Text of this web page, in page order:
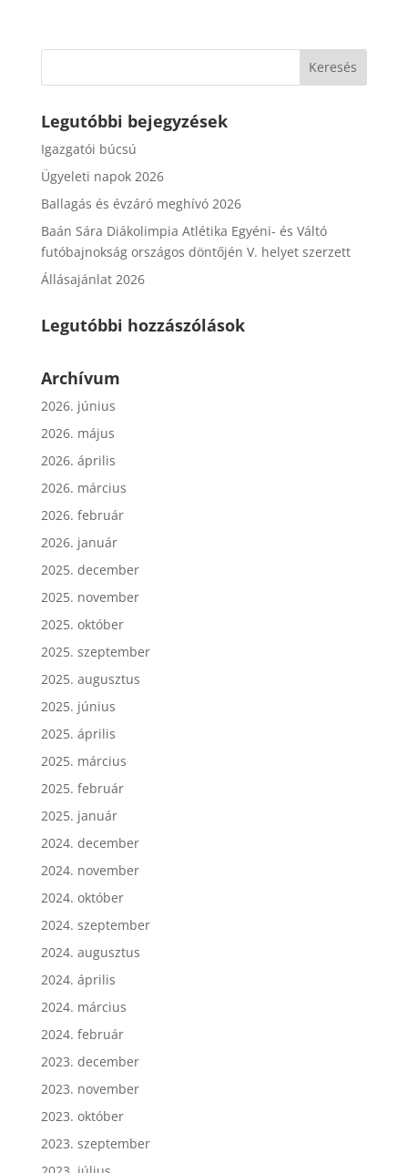
Legutóbbi bejegyzések
Igazgatói búcsú
Ügyeleti napok 2026
Ballagás és évzáró meghívó 2026
Baán Sára Diákolimpia Atlétika Egyéni- és Váltó
futóbajnokság országos döntőjén V. helyet szerzett
Állásajánlat 2026
Legutóbbi hozzászólások
Archívum
2026. június
2026. május
2026. április
2026. március
2026. február
2026. január
2025. december
2025. november
2025. október
2025. szeptember
2025. augusztus
2025. június
2025. április
2025. március
2025. február
2025. január
2024. december
2024. november
2024. október
2024. szeptember
2024. augusztus
2024. április
2024. március
2024. február
2023. december
2023. november
2023. október
2023. szeptember